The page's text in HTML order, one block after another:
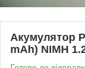
Акумулятор
mAh) NIMH